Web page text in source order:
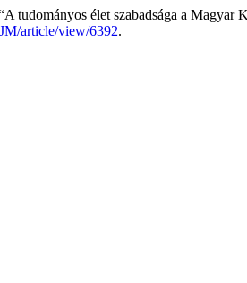
tudományos élet szabadsága a
article/view/6392.